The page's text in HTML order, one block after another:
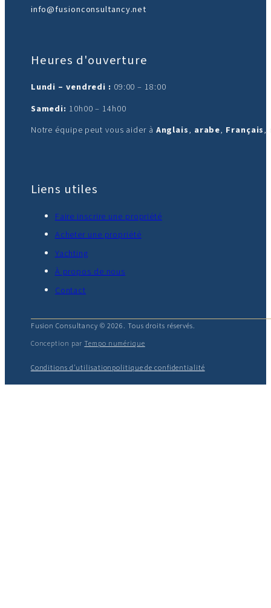
info@fusionconsultancy.net
Heures d'ouverture
Lundi – vendredi : 09:00 – 18:00
Samedi: 10h00 – 14h00
Notre équipe peut vous aider à Anglais, arabe, Français,
Liens utiles
Faire inscrire une propriété
Acheter une propriété
Yachting
À propos de nous
Contact
Fusion Consultancy © 2026. Tous droits réservés.
Conception par Tempo numérique
Conditions d'utilisationpolitique de confidentialité